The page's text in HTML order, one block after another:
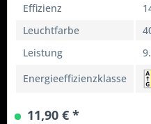
Effizienz
Leuchtfarbe
Leistung
Energieeffizienzklasse
11,90 € *